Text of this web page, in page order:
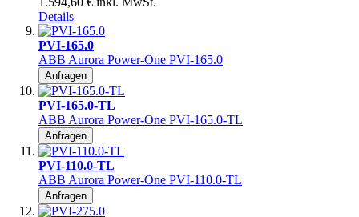
Details
PVI-165.0
ABB Aurora Power-One PVI-165.0
Anfragen
PVI-165.0-TL
ABB Aurora Power-One PVI-165.0-TL
Anfragen
PVI-110.0-TL
ABB Aurora Power-One PVI-110.0-TL
Anfragen